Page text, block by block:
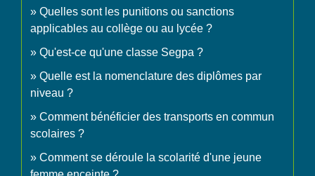
Quelles sont les punitions ou sanctions
applicables au collège ou au lycée ?
Qu'est-ce qu'une classe Segpa ?
Quelle est la nomenclature des diplômes par
niveau ?
Comment bénéficier des transports en commun
scolaires ?
Comment se déroule la scolarité d'une jeune